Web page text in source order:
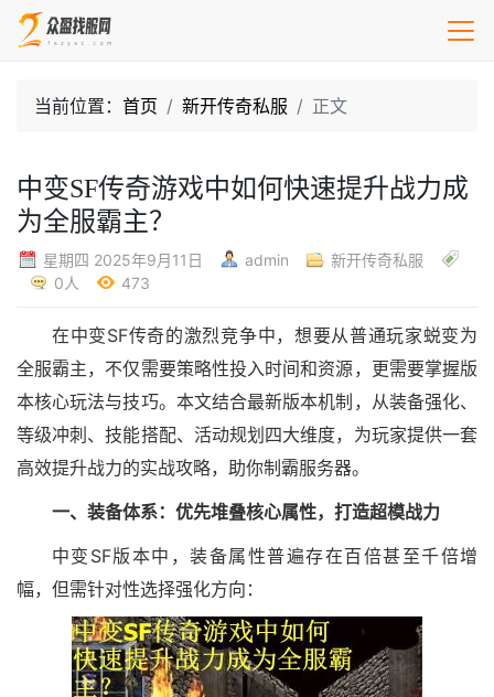
当前位置： 首页 新开传奇私服 正文
中变SF传奇游戏中如何快速提升战力成
为全服霸主？
星期四 2025年9月11日 admin
新开传奇私服
0人
473
在中变SF传奇的激烈竞争中，想要从普通玩家蜕变为
全服霸主，不仅需要策略性投入时间和资源，更需要掌握版
本核心玩法与技巧。本文结合最新版本机制，从装备强化、
等级冲刺、技能搭配、活动规划四大维度，为玩家提供一套
高效提升战力的实战攻略，助你制霸服务器。
一、装备体系：优先堆叠核心属性，打造超模战力
中变SF版本中，装备属性普遍存在百倍甚至千倍增
幅，但需针对性选择强化方向：